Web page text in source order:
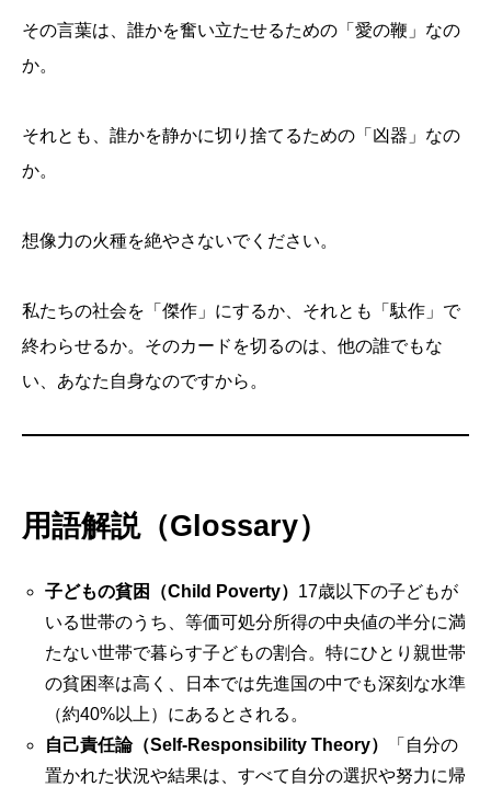
その言葉は、誰かを奮い立たせるための「愛の鞭」なの
か。
それとも、誰かを静かに切り捨てるための「凶器」なの
か。
想像力の火種を絶やさないでください。
私たちの社会を「傑作」にするか、それとも「駄作」で
終わらせるか。そのカードを切るのは、他の誰でもな
い、あなた自身なのですから。
用語解説（Glossary）
子どもの貧困（Child Poverty） 17歳以下の子どもが
いる世帯のうち、等価可処分所得の中央値の半分に満
たない世帯で暮らす子どもの割合。特にひとり親世帯
の貧困率は高く、日本では先進国の中でも深刻な水準
（約40%以上）にあるとされる。
自己責任論（Self-Responsibility Theory）
「自分の
置かれた状況や結果は、すべて自分の選択や努力に帰